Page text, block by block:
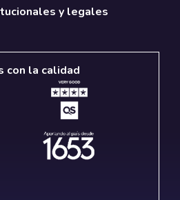
y legales
con la calidad